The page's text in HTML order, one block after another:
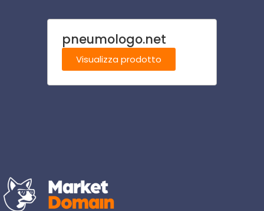
pneumologo.net
Visualizza prodotto